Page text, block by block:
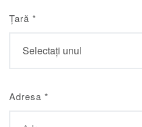
Țară *
Adresa *